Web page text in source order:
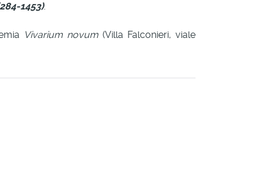
1453).
Vivarium novum (Villa Falconieri, viale